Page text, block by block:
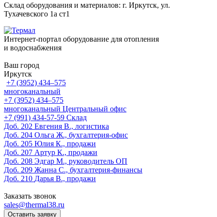
Склад оборудования и материалов: г. Иркутск, ул.
Тухачевского 1а ст1
Интернет-портал оборудование для отопления
и водоснабжения
Ваш город
Иркутск
+7 (3952) 434‒575
многоканальный
+7 (3952) 434‒575
многоканальный Центральный офис
‎+7 (991) 434-57-59 Склад
Доб. 202 Евгения В., логистика
Доб. 204 Ольга Ж., бухгалтерия-офис
Доб. 205 Юлия К., продажи
Доб. 207 Артур К., продажи
Доб. 208 Эдгар М., руководитель ОП
Доб. 209 Жанна С., бухгалтерия-финансы
Доб. 210 Дарья В., продажи
Заказать звонок
sales@thermal38.ru
Оставить заявку